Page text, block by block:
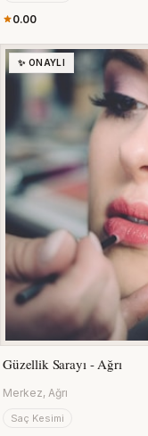
0.00
✨ ONAYLI
Güzellik Sarayı - Ağrı
Merkez, Ağrı
Saç Kesimi